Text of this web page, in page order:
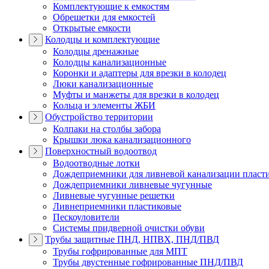
Комплектующие к емкостям
Обрешетки для емкостей
Открытые емкости
Колодцы и комплектующие
Колодцы дренажные
Колодцы канализационные
Коронки и адаптеры для врезки в колодец
Люки канализационные
Муфты и манжеты для врезки в колодец
Кольца и элементы ЖБИ
Обустройство территории
Колпаки на столбы забора
Крышки люка канализационного
Поверхностный водоотвод
Водоотводные лотки
Дождеприемники для ливневой канализации
Дождеприемники ливневые чугунные
Ливневые чугунные решетки
Ливнеприемники пластиковые
Пескоуловители
Системы придверной очистки обуви
Трубы защитные ПНД, НПВХ, ПНД/ПВД
Трубы гофрированные для МПТ
Трубы двустенные гофрированные ПНД/ПВД